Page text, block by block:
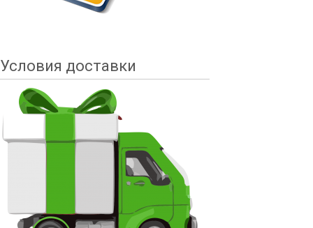
Условия доставки